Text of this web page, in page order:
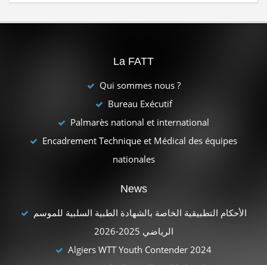
La FATT
Qui sommes nous ?
Bureau Exécutif
Palmarès national et international
Encadrement Technique et Médical des équipes
nationales
News
الأحكام التطبيقية الخاصة بالشهادة الطبية السلبية للموسم
الرياضي 2025-2026
Algiers WTT Youth Contender 2024